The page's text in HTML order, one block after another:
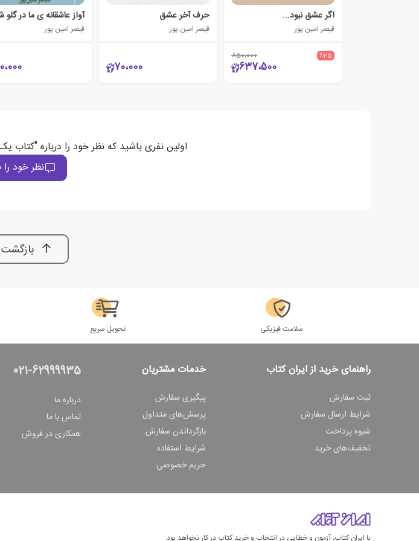
اگر عشق نبود...
قیصر امین پور
٪25 850،000
637،500
حرف آخر عشق
قیصر امین پور
70،000
قیصر امین پور
اولین نفری باشید که نظر خود را درباره
نظر خود را
بازگشت
سلامت فیزیکی تحویل سریع
راهنمای خرید از ایران کتاب
ثبت سفارش
شرایط ارسال سفارش
شیوه پرداخت
تخفیف‌های خرید
خدمات مشتریان
پیگیری سفارش
پرسش‌های متداول
بازگرداندن سفارش
شرایط استفاده
حریم خصوصی
021-62999935
درباره ما
تماس با ما
همکاری در فروش
با ایران کتاب، آزمون و خطایی در انتخاب و خرید کتاب در کار نخواهد بود.